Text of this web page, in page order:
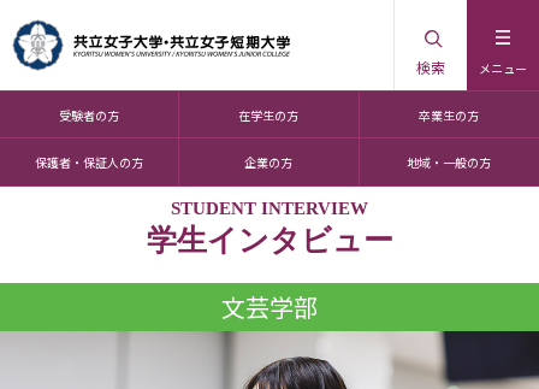
メニュー
検索
受験者の方 在学生の方 卒業生の方
保護者・保証人の方 企業の方 地域・一般の方
STUDENT INTERVIEW
学生インタビュー
文芸学部